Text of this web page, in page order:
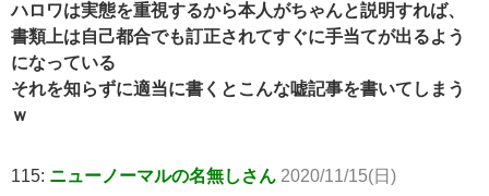
ハロワは実態を重視するから本人がちゃんと説明すれば、
書類上は自己都合でも訂正されてすぐに手当てが出るよう
になっている
それを知らずに適当に書くとこんな嘘記事を書いてしまう
ｗ
115: ニューノーマルの名無しさん 2020/11/15(日)